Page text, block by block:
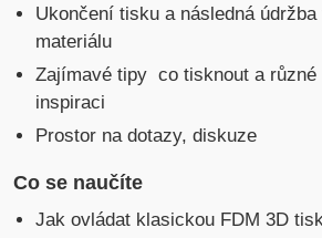
Ukončení tisku a následná
materiálu
Zajímavé tipy co tisknout a různé
inspiraci
Prostor na dotazy, diskuze
Co se naučíte
Jak ovládat klasickou FDM 3D